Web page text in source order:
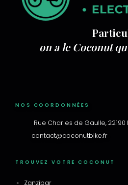
on a le Coconut
NOS COORDONNÉES
Rue Charles de Gaulle, 22190
contact@coconutbike.fr
TROUVEZ VOTRE COCONUT
Zanzibar